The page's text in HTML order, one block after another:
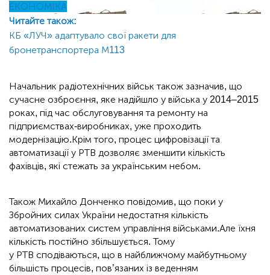
ЕКОНОМІКА
Читайте також:
КБ «ЛУЧ» адаптувало свої ракети для
бронетранспортера М113
Начальник радіотехнічних військ також зазначив, що
сучасне озброєння, яке надійшло у війська у 2014–2015
роках, під час обслуговування та ремонту на
підприємствах-виробниках, уже проходить
модернізацію.Крім того, процес цифровізації та
автоматизації у РТВ дозволяє зменшити кількість
фахівців, які стежать за українським небом.
Також Михайло Донченко повідомив, що поки у
Збройних силах України недостатня кількість
автоматизованих систем управління військами.Але їхня
кількість постійно збільшується. Тому
у РТВ сподіваються, що в найближчому майбутньому
більшість процесів, пов’язаних із веденням